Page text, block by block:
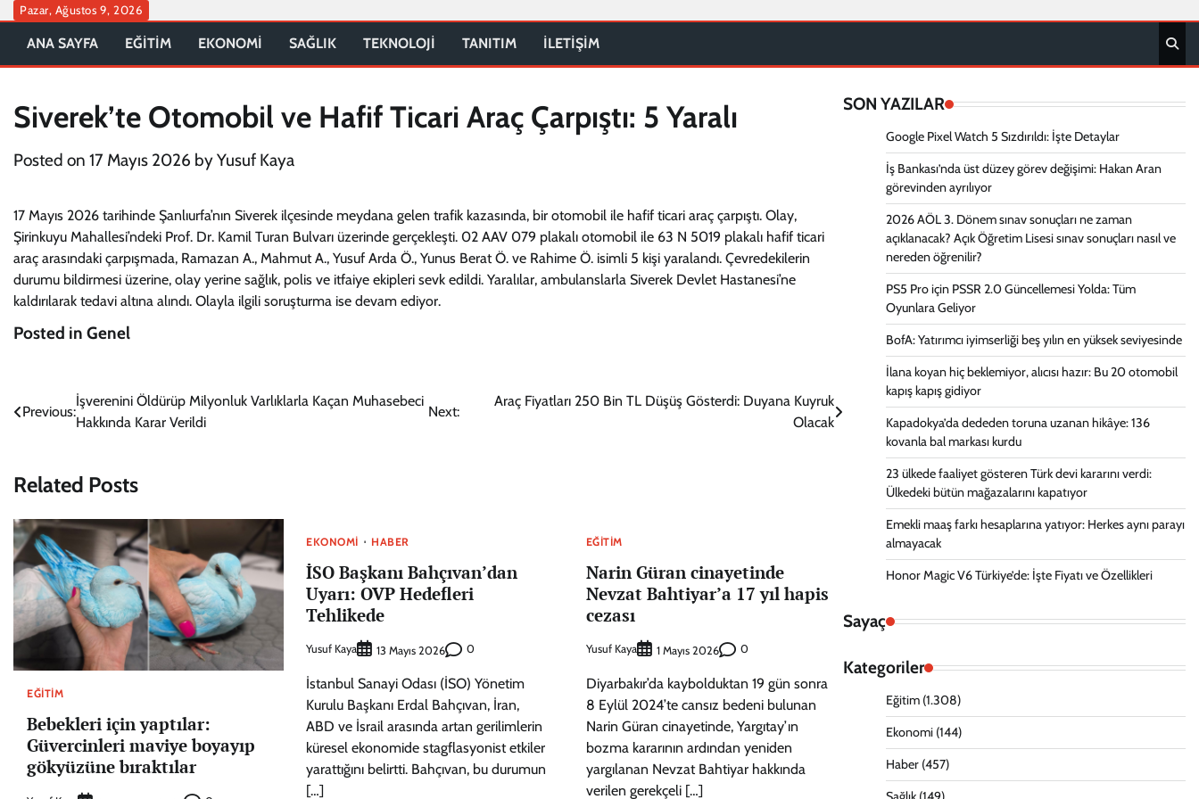
Skip
content
Pazar, Ağustos 9, 2026
ANA SAYFA EĞİTİM EKONOMİ SAĞLIK TEKNOLOJİ TANITIM İLETİŞİM
Siverek’te Otomobil ve Hafif Ticari Araç Çarpıştı: 5 Yaralı
Posted on 17 Mayıs 2026 byYusuf Kaya
17 Mayıs 2026 tarihinde Şanlıurfa’nın Siverek ilçesinde meydana gelen trafik kazasında, bir otomobil ile hafif ticari araç çarpıştı. Olay,
Şirinkuyu Mahallesi’ndeki Prof. Dr. Kamil Turan Bulvarı üzerinde gerçekleşti. 02 AAV 079 plakalı otomobil ile 63 N 5019 plakalı hafif ticari
araç arasındaki çarpışmada, Ramazan A., Mahmut A., Yusuf Arda Ö., Yunus Berat Ö. ve Rahime Ö. isimli 5 kişi yaralandı. Çevredekilerin
durumu bildirmesi üzerine, olay yerine sağlık, polis ve itfaiye ekipleri sevk edildi. Yaralılar, ambulanslarla Siverek Devlet Hastanesi’ne
kaldırılarak tedavi altına alındı. Olayla ilgili soruşturma ise devam ediyor.
Posted in Genel
Yazı
Previous:
İşverenini Öldürüp Milyonluk Varlıklarla Kaçan Muhasebeci
Hakkında Karar Verildi
Next:
Araç Fiyatları 250 Bin TL Düşüş Gösterdi: Duyana Kuyruk
Olacak
Related Posts
EĞITIM
Bebekleri için yaptılar:
Güvercinleri maviye boyayıp
gökyüzüne bıraktılar
EKONOMI HABER
İSO Başkanı Bahçıvan’dan
Uyarı: OVP Hedefleri
Tehlikede
Yusuf Kaya 13 Mayıs 2026 0
İstanbul Sanayi Odası (İSO) Yönetim
Kurulu Başkanı Erdal Bahçıvan, İran,
ABD ve İsrail arasında artan gerilimlerin
küresel ekonomide stagflasyonist etkiler
yarattığını belirtti. Bahçıvan, bu durumun
[…]
EĞITIM
Narin Güran cinayetinde
Nevzat Bahtiyar’a 17 yıl hapis
cezası
Yusuf Kaya 1 Mayıs 2026 0
Diyarbakır’da kaybolduktan 19 gün sonra
8 Eylül 2024’te cansız bedeni bulunan
Narin Güran cinayetinde, Yargıtay’ın
bozma kararının ardından yeniden
yargılanan Nevzat Bahtiyar hakkında
verilen gerekçeli […]
SON YAZILAR
Google Pixel Watch 5 Sızdırıldı: İşte Detaylar
İş Bankası’nda üst düzey görev değişimi: Hakan Aran
görevinden ayrılıyor
2026 AÖL 3. Dönem sınav sonuçları ne zaman
açıklanacak? Açık Öğretim Lisesi sınav sonuçları nasıl ve
nereden öğrenilir?
PS5 Pro için PSSR 2.0 Güncellemesi Yolda: Tüm
Oyunlara Geliyor
BofA: Yatırımcı iyimserliği beş yılın en yüksek seviyesinde
İlana koyan hiç beklemiyor, alıcısı hazır: Bu 20 otomobil
kapış kapış gidiyor
Kapadokya’da dededen toruna uzanan hikâye: 136
kovanla bal markası kurdu
23 ülkede faaliyet gösteren Türk devi kararını verdi:
Ülkedeki bütün mağazalarını kapatıyor
Emekli maaş farkı hesaplarına yatıyor: Herkes aynı parayı
almayacak
Honor Magic V6 Türkiye’de: İşte Fiyatı ve Özellikleri
Sayaç
Kategoriler
Eğitim(1.308)
Ekonomi(144)
Haber(457)